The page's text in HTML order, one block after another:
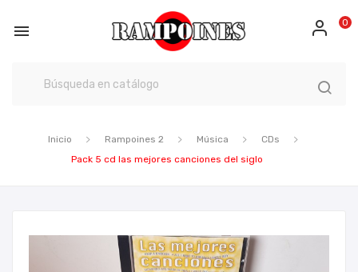
 0
Inicio Rampoines 2 Música
CDs
Pack 5 cd las mejores canciones del siglo